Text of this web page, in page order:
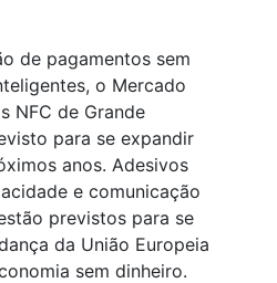
de pagamentos sem
o Mercado
NFC de Grande
para se expandir
anos. Adesivos
e comunicação
previstos para se
da União Europeia
sem dinheiro.